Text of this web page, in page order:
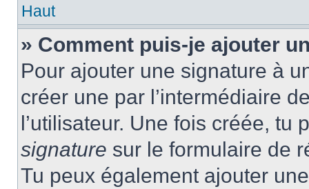
Haut
» Comment puis-je ajouter
Pour ajouter une signature à
créer une par l’intermédiaire
l’utilisateur. Une fois créée, tu
signature sur le formulaire de
Tu peux également ajouter